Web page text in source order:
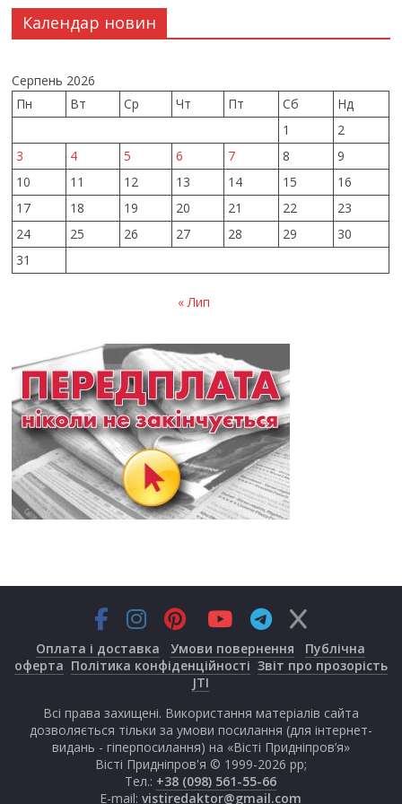
Календар новин
Серпень 2026
Пн
Вт Ср Чт Пт Сб
Нд
1
2
3
4 5 6 7 8
9
10
11 12 13 14 15
16
17
18 19 20 21 22
23
24
25 26 27 28 29
30
31
« Лип
Оплата і доставка Умови повернення
Публічна
оферта Політика конфіденційності Звіт про прозорість
JTI
Всі права захищені. Використання матеріалів сайта
дозволяється тільки за умови посилання (для інтернет-
видань - гіперпосилання) на «Вісті Придніпров’я»
Вісті Придніпров'я © 1999-2026 рр;
Тел.: +38 (098) 561-55-66
E-mail: vistiredaktor@gmail.com